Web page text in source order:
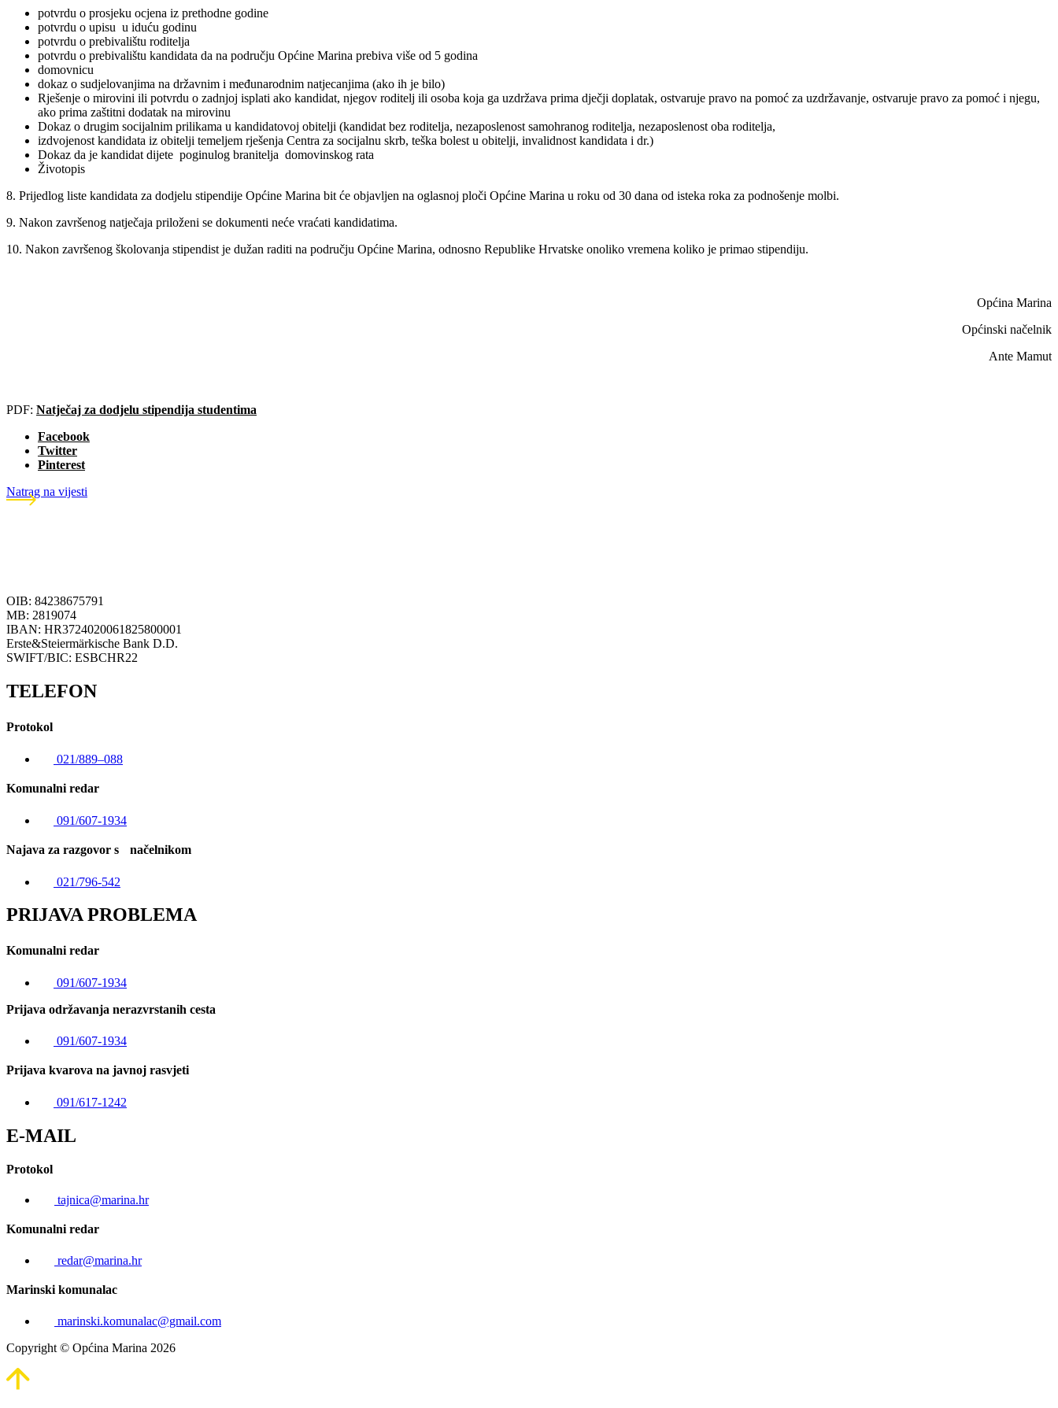
potvrdu o prosjeku ocjena iz prethodne godine
potvrdu o upisu u iduću godinu
potvrdu o prebivalištu roditelja
potvrdu o prebivalištu kandidata da na području Općine Marina prebiva više od 5 godina
domovnicu
dokaz o sudjelovanjima na državnim i međunarodnim natjecanjima (ako ih je bilo)
Rješenje o mirovini ili potvrdu o zadnjoj isplati ako kandidat, njegov roditelj ili osoba koja ga uzdržava prima dječji doplatak, ostvaruje pravo na pomoć za uzdržavanje, ostvaruje pravo za pomoć i njegu,
ako prima zaštitni dodatak na mirovinu
Dokaz o drugim socijalnim prilikama u kandidatovoj obitelji (kandidat bez roditelja, nezaposlenost samohranog roditelja, nezaposlenost oba roditelja,
izdvojenost kandidata iz obitelji temeljem rješenja Centra za socijalnu skrb, teška bolest u obitelji, invalidnost kandidata i dr.)
Dokaz da je kandidat dijete poginulog branitelja domovinskog rata
Životopis
8. Prijedlog liste kandidata za dodjelu stipendije Općine Marina bit će objavljen na oglasnoj ploči Općine Marina u roku od 30 dana od isteka roka za podnošenje molbi.
9. Nakon završenog natječaja priloženi se dokumenti neće vraćati kandidatima.
10. Nakon završenog školovanja stipendist je dužan raditi na području Općine Marina, odnosno Republike Hrvatske onoliko vremena koliko je primao stipendiju.
Općina Marina
Općinski načelnik
Ante Mamut
PDF: Natječaj za dodjelu stipendija studentima
Facebook
Twitter
Pinterest
Natrag na vijesti
OIB: 84238675791
MB: 2819074
IBAN: HR3724020061825800001
Erste&Steiermärkische Bank D.D.
SWIFT/BIC: ESBCHR22
TELEFON
Protokol
021/889–088
Komunalni redar
091/607-1934
Najava za razgovor s načelnikom
021/796-542
PRIJAVA PROBLEMA
Komunalni redar
091/607-1934
Prijava održavanja nerazvrstanih cesta
091/607-1934
Prijava kvarova na javnoj rasvjeti
091/617-1242
E-MAIL
Protokol
tajnica@marina.hr
Komunalni redar
redar@marina.hr
Marinski komunalac
marinski.komunalac@gmail.com
Copyright © Općina Marina 2026